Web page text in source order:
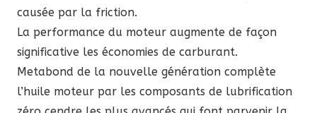
causée par la friction.
La performance du moteur augmente de façon
significative les économies de carburant.
Metabond de la nouvelle génération complète
l’huile moteur par les composants de lubrification